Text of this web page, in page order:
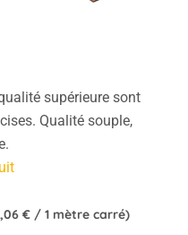
supérieure sont
Qualité souple,
€ / 1 mètre carré)